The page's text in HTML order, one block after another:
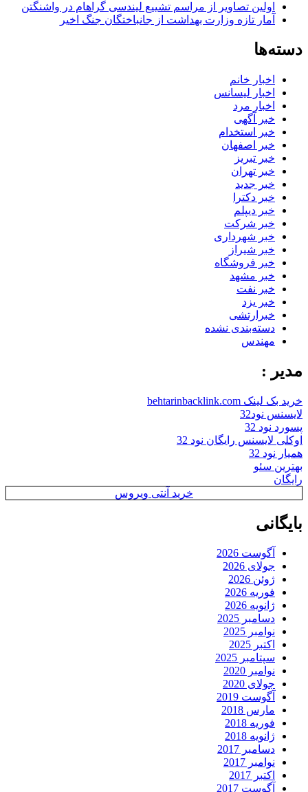
اولین تصاویر از مراسم تشییع لیندسی گراهام در واشنگتن
آمار تازه وزارت بهداشت از جانباختگان جنگ اخیر
دسته‌ها
اخبار خانم
اخبار لیسانس
اخبار مرد
خبر آگهی
خبر استخدام
خبر اصفهان
خبر تبریز
خبر تهران
خبر جدید
خبر دکترا
خبر دیپلم
خبر شرکت
خبر شهرداری
خبر شیراز
خبر فروشگاه
خبر مشهد
خبر نفت
خبر یزد
خبرارتشی
دسته‌بندی نشده
مهندس
مدیر :
خرید بک لینک behtarinbacklink.com
لایسنس نود32
پسورد نود 32
اوکلی لایسنس رایگان نود 32
همیار نود 32
بهترین سئو
رایگان
خرید آنتی ویروس
بایگانی
آگوست 2026
جولای 2026
ژوئن 2026
فوریه 2026
ژانویه 2026
دسامبر 2025
نوامبر 2025
اکتبر 2025
سپتامبر 2025
نوامبر 2020
جولای 2020
آگوست 2019
مارس 2018
فوریه 2018
ژانویه 2018
دسامبر 2017
نوامبر 2017
اکتبر 2017
آگوست 2017